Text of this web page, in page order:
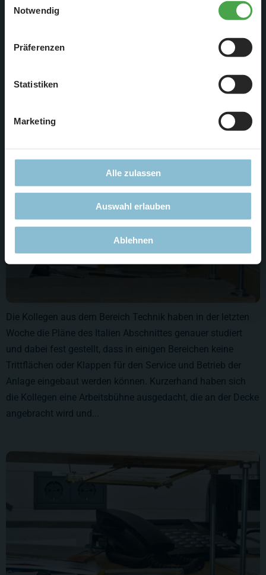
diese Einstellungen jederzeit über die Schaltfläche
zustimmen, beschränken wir uns auf die technisch
notwendigen Cookies. Weitere Informationen finden Sie in
Notwendig
Präferenzen
Statistiken
Marketing
Alle zulassen
Auswahl erlauben
Ablehnen
In einigen Bereichen müssen wir das Gewicht der späteren
Anlage besser verteilen. Dafür werden schon solche
Die Kollegen aus dem Bereich Technik haben in der letzten
Woche die Pläne des Italien Abschnittes genauer studiert
und dabei fest gestellt, dass in einigen Bereichen keine
Trittflächen oder Klappen für den Service und Betrieb der
Anlage eingebaut werden können. Kurzerhand haben sich
die Kollegen eine Arbeitsbühne ausgedacht, die an der Decke
angebracht wird und...